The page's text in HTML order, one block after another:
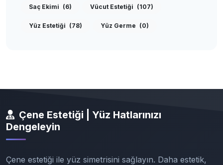
Saç Ekimi (6) Vücut Estetiği (107)
Yüz Estetiği (78) Yüz Germe (0)
Çene Estetiği | Yüz Hatlarınızı
Dengeleyin
Çene estetiği ile yüz simetrisini sağlayın. Daha estetik,